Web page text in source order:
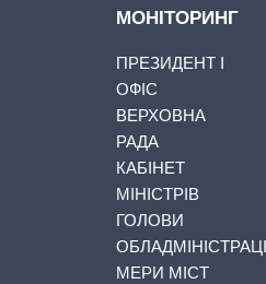
МОНІТОРИНГ
ПРЕЗИДЕНТ І
ОФІС
ВЕРХОВНА
РАДА
КАБІНЕТ
МІНІСТРІВ
ГОЛОВИ
МЕРИ МІСТ